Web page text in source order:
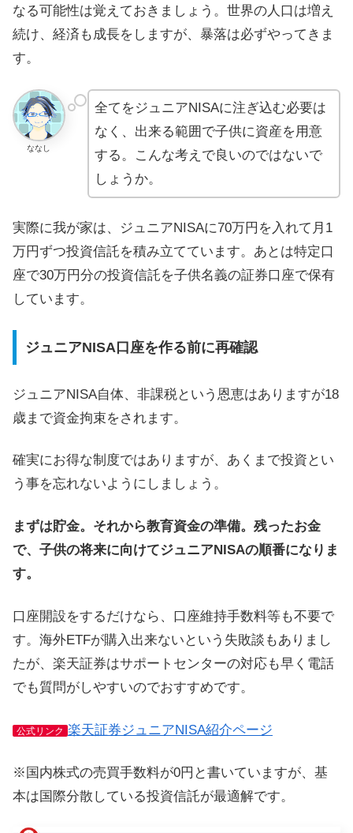
なる可能性は覚えておきましょう。世界の人口は増え
続け、経済も成長をしますが、暴落は必ずやってきま
す。
ななし
全てをジュニアNISAに注ぎ込む必要は
なく、出来る範囲で子供に資産を用意
する。こんな考えで良いのではないで
しょうか。
実際に我が家は、ジュニアNISAに70万円を入れて月1
万円ずつ投資信託を積み立てています。あとは特定口
座で30万円分の投資信託を子供名義の証券口座で保有
しています。
ジュニアNISA口座を作る前に再確認
ジュニアNISA自体、非課税という恩恵はありますが18
歳まで資金拘束をされます。
確実にお得な制度ではありますが、あくまで投資とい
う事を忘れないようにしましょう。
まずは貯金。それから教育資金の準備。残ったお金
で、子供の将来に向けてジュニアNISAの順番になりま
す。
口座開設をするだけなら、口座維持手数料等も不要で
す。海外ETFが購入出来ないという失敗談もありまし
たが、楽天証券はサポートセンターの対応も早く電話
でも質問がしやすいのでおすすめです。
公式リンク 楽天証券ジュニアNISA紹介ページ
※国内株式の売買手数料が0円と書いていますが、基
本は国際分散している投資信託が最適解です。